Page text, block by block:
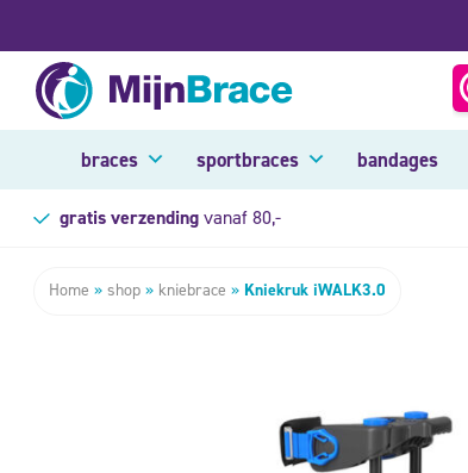
braces sportbraces bandages
gratis verzendingvanaf 80,-
Home » shop » kniebrace » Kniekruk iWALK3.0